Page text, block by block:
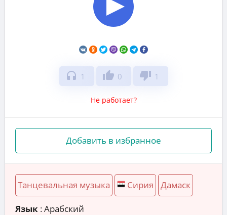
headphones 1 thumb_up 0 thumb_down 1
Не работает?
Добавить в избранное
Танцевальная музыка Сирия Дамаск
Язык : Арабский